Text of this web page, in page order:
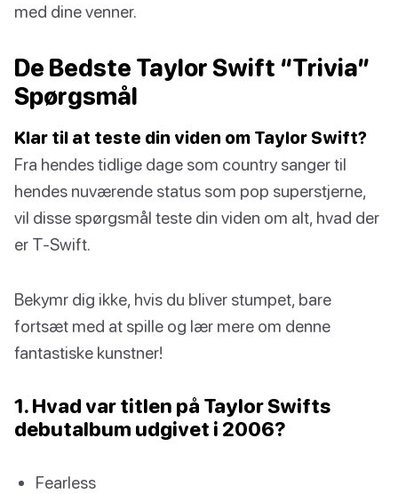
med dine venner.
De Bedste Taylor Swift “Trivia”
Spørgsmål
Klar til at teste din viden om Taylor Swift?
Fra hendes tidlige dage som country sanger til
hendes nuværende status som pop superstjerne,
vil disse spørgsmål teste din viden om alt, hvad der
er T-Swift.
Bekymr dig ikke, hvis du bliver stumpet, bare
fortsæt med at spille og lær mere om denne
fantastiske kunstner!
1. Hvad var titlen på Taylor Swifts
debutalbum udgivet i 2006?
Fearless